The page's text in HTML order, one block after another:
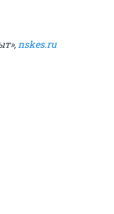
nskes.ru